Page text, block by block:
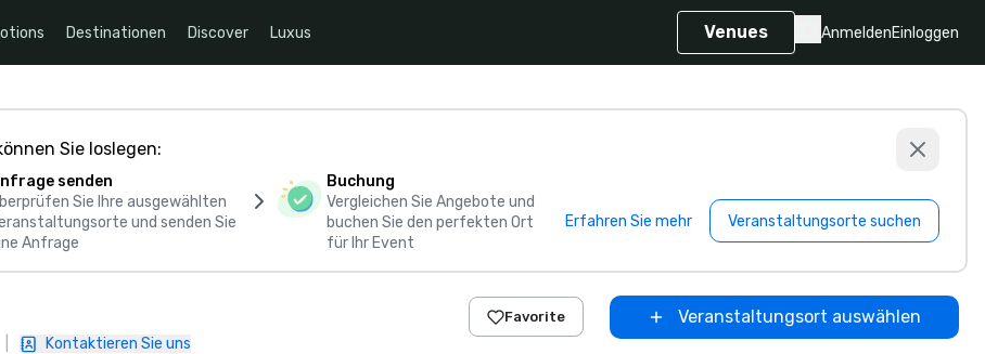
Destinationen Discover Luxus Venues AnmeldenEinloggen
Sie loslegen:
senden
Sie Ihre ausgewählten
und senden Sie
Anfrage
Buchung
Vergleichen Sie Angebote und
buchen Sie den perfekten Ort
für Ihr Event
Erfahren Sie mehr Veranstaltungsorte suchen
Kontaktieren Sie uns
Favorite Veranstaltungsort auswählen